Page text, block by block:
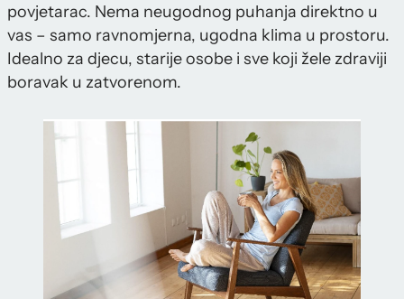
povjetarac. Nema neugodnog puhanja direktno u
vas – samo ravnomjerna, ugodna klima u prostoru.
Idealno za djecu, starije osobe i sve koji žele zdraviji
boravak u zatvorenom.